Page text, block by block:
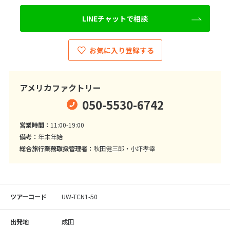
LINEチャットで相談
お気に入り登録する
アメリカファクトリー
050-5530-6742
営業時間： 11:00-19:00
備考： 年末年始
総合旅行業務取扱管理者： 秋田健三郎・小圷孝幸
ツアーコード UW-TCN1-50
出発地 成田